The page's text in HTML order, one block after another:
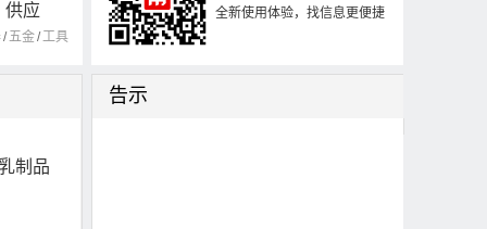
供应
/五金/工具
全新使用体验，找信息更便捷
制品
告示